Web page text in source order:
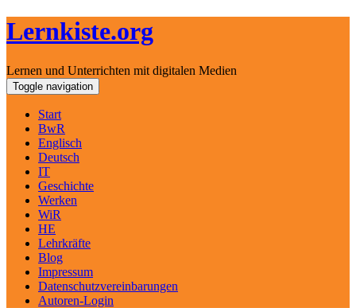
Lernkiste.org
Lernen und Unterrichten mit digitalen Medien
Skip
to
content
Toggle navigation
Start
BwR
Englisch
Deutsch
IT
Geschichte
Werken
WiR
HE
Lehrkräfte
Blog
Impressum
Datenschutzvereinbarungen
Autoren-Login